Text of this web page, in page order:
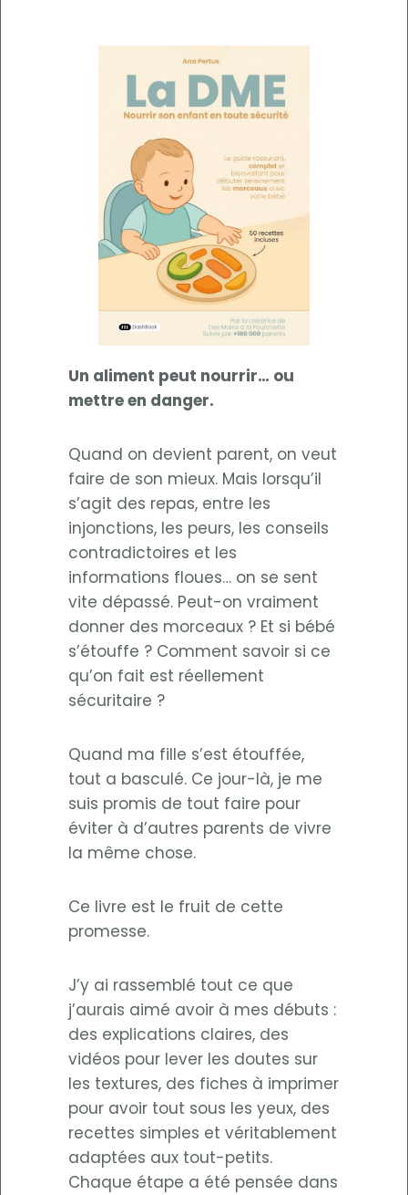
Un aliment peut nourrir… ou
mettre en danger.
Quand on devient parent, on veut
faire de son mieux. Mais lorsqu’il
s’agit des repas, entre les
injonctions, les peurs, les conseils
contradictoires et les
informations floues… on se sent
vite dépassé. Peut-on vraiment
donner des morceaux ? Et si bébé
s’étouffe ? Comment savoir si ce
qu’on fait est réellement
sécuritaire ?
Quand ma fille s’est étouffée,
tout a basculé. Ce jour-là, je me
suis promis de tout faire pour
éviter à d’autres parents de vivre
la même chose.
Ce livre est le fruit de cette
promesse.
J’y ai rassemblé tout ce que
j’aurais aimé avoir à mes débuts :
des explications claires, des
vidéos pour lever les doutes sur
les textures, des fiches à imprimer
pour avoir tout sous les yeux, des
recettes simples et véritablement
adaptées aux tout-petits.
Chaque étape a été pensée dans